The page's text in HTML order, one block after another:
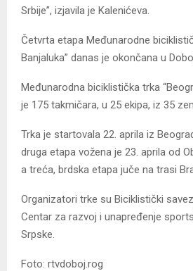
Srbije”, izjavila je Kalenićeva.
Četvrta etapa Međunarodne
Banjaluka” danas je okončana u
Međunarodna biciklistička trka
je 175 takmičara, u 25 ekipa, iz 35
Trka je startovala 22. aprila iz
druga etapa vožena je 23. aprila od
a treća, brdska etapa juče na trasi
Organizatori trke su Biciklistički
Centar za razvoj i unapređenje
Srpske.
Foto: rtvdoboj.rog